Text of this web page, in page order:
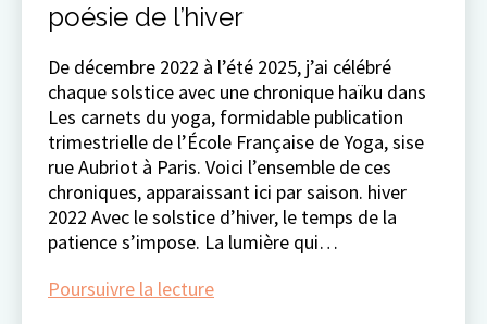
poésie de l’hiver
De décembre 2022 à l’été 2025, j’ai célébré
chaque solstice avec une chronique haïku dans
Les carnets du yoga, formidable publication
trimestrielle de l’École Française de Yoga, sise
rue Aubriot à Paris. Voici l’ensemble de ces
chroniques, apparaissant ici par saison. hiver
2022 Avec le solstice d’hiver, le temps de la
patience s’impose. La lumière qui…
Poursuivre la lecturepoésie